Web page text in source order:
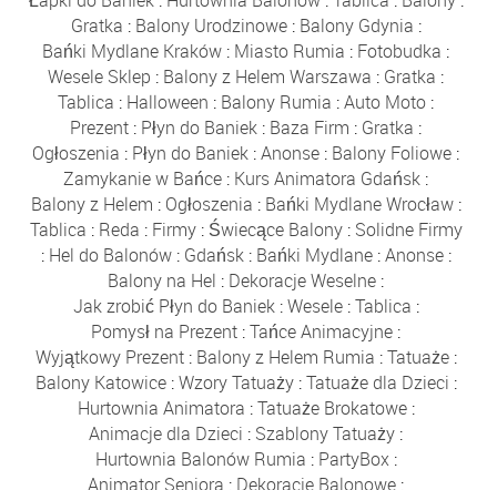
Gratka : Balony Urodzinowe: Balony Gdynia :
Bańki Mydlane Kraków : Miasto Rumia : Fotobudka :
Wesele Sklep : Balony z Helem Warszawa : Gratka :
Tablica : Halloween : Balony Rumia :Auto Moto :
Prezent : Płyn do Baniek : Baza Firm : Gratka :
Ogłoszenia : Płyn do Baniek :Anonse : Balony Foliowe :
Zamykanie w Bańce : Kurs Animatora Gdańsk :
Balony z Helem : Ogłoszenia : Bańki Mydlane Wrocław:
Tablica : Reda : Firmy: Świecące Balony: Solidne Firmy
: Hel do Balonów: Gdańsk: Bańki Mydlane:Anonse:
Balony na Hel : Dekoracje Weselne :
Jak zrobić Płyn do Baniek:Wesele:Tablica :
Pomysł na Prezent :Tańce Animacyjne :
Wyjątkowy Prezent: Balony z Helem Rumia :Tatuaże:
Balony Katowice:Wzory Tatuaży:Tatuaże dla Dzieci :
Hurtownia Animatora :Tatuaże Brokatowe:
Animacje dla Dzieci : Szablony Tatuaży :
Hurtownia Balonów Rumia : PartyBox:
Animator Seniora : Dekoracje Balonowe :